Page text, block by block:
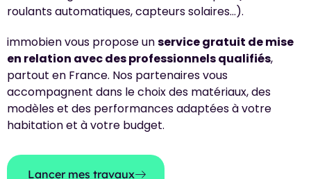
roulants automatiques, capteurs solaires…).
immobien vous propose unservice gratuit de mise
en relation avec des professionnels qualifiés,
partout en France. Nos partenaires vous
accompagnent dans le choix des matériaux, des
modèles et des performances adaptées à votre
habitation et à votre budget.
Lancer mes travaux